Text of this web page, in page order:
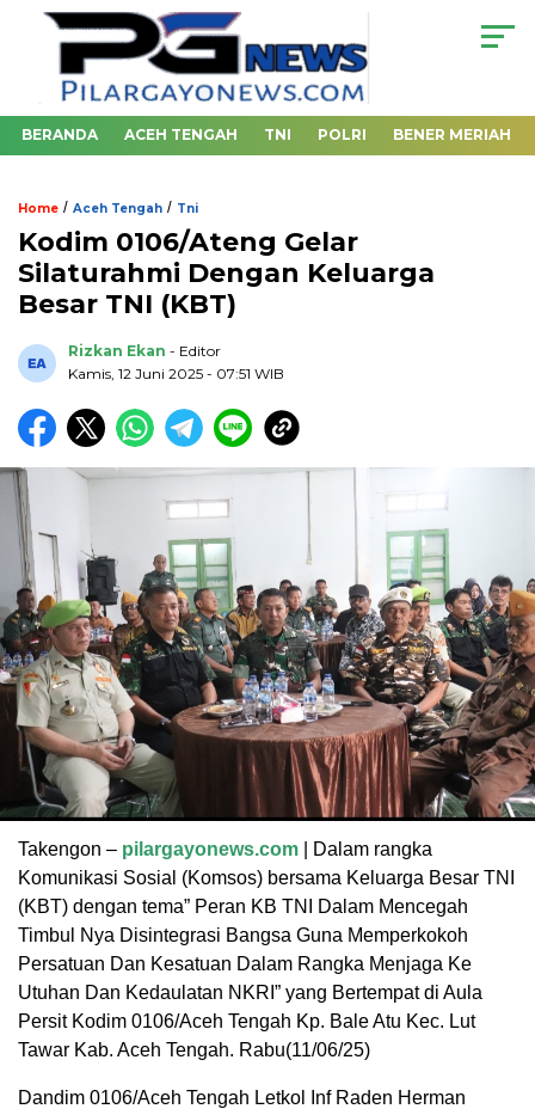
BERANDA ACEH TENGAH TNI POLRI BENER MERIAH
Home / Aceh Tengah / Tni
Kodim 0106/Ateng Gelar
Silaturahmi Dengan Keluarga
Besar TNI (KBT)
Rizkan Ekan - Editor
Kamis, 12 Juni 2025 - 07:51 WIB
Takengon – pilargayonews.com | Dalam rangka
Komunikasi Sosial (Komsos) bersama Keluarga Besar TNI
(KBT) dengan tema” Peran KB TNI Dalam Mencegah
Timbul Nya Disintegrasi Bangsa Guna Memperkokoh
Persatuan Dan Kesatuan Dalam Rangka Menjaga Ke
Utuhan Dan Kedaulatan NKRI” yang Bertempat di Aula
Persit Kodim 0106/Aceh Tengah Kp. Bale Atu Kec. Lut
Tawar Kab. Aceh Tengah. Rabu(11/06/25)
Dandim 0106/Aceh Tengah Letkol Inf Raden Herman